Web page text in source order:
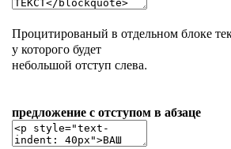
Процитированый в отдельном блоке
у которого будет
небольшой отступ слева.
предложение с отступом в абзаце